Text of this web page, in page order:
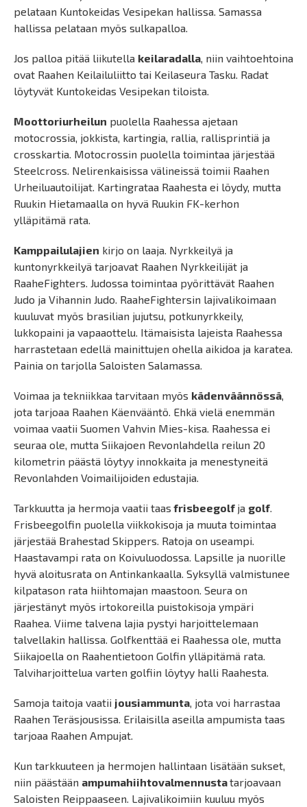
pelataan Kuntokeidas Vesipekan hallissa. Samassa
hallissa pelataan myös sulkapalloa.
Jos palloa pitää liikutella keilaradalla , niin vaihtoehtoina
ovat Raahen Keilailuliitto tai Keilaseura Tasku. Radat
löytyvät Kuntokeidas Vesipekan tiloista.
Moottoriurheilun puolella Raahessa ajetaan
motocrossia, jokkista, kartingia, rallia, rallisprintiä ja
crosskartia. Motocrossin puolella toimintaa järjestää
Steelcross. Nelirenkaisissa välineissä toimii Raahen
Urheiluautoilijat. Kartingrataa Raahesta ei löydy, mutta
Ruukin Hietamaalla on hyvä Ruukin FK-kerhon
ylläpitämä rata.
Kamppailulajien kirjo on laaja. Nyrkkeilyä ja
kuntonyrkkeilyä tarjoavat Raahen Nyrkkeilijät ja
RaaheFighters. Judossa toimintaa pyörittävät Raahen
Judo ja Vihannin Judo. RaaheFightersin lajivalikoimaan
kuuluvat myös brasilian jujutsu, potkunyrkkeily,
lukkopaini ja vapaaottelu. Itämaisista lajeista Raahessa
harrastetaan edellä mainittujen ohella aikidoa ja karatea.
Painia on tarjolla Saloisten Salamassa.
Voimaa ja tekniikkaa tarvitaan myös kädenväännössä
jota tarjoaa Raahen Käenvääntö. Ehkä vielä enemmän
voimaa vaatii Suomen Vahvin Mies-kisa. Raahessa ei
seuraa ole, mutta Siikajoen Revonlahdella reilun 20
kilometrin päästä löytyy innokkaita ja menestyneitä
Revonlahden Voimailijoiden edustajia.
Tarkkuutta ja hermoja vaatii taas frisbeegolf ja golf
Frisbeegolfin puolella viikkokisoja ja muuta toimintaa
järjestää Brahestad Skippers. Ratoja on useampi.
Haastavampi rata on Koivuluodossa. Lapsille ja nuorille
hyvä aloitusrata on Antinkankaalla. Syksyllä valmistunee
kilpatason rata hiihtomajan maastoon. Seura on
järjestänyt myös irtokoreilla puistokisoja ympäri
Raahea. Viime talvena lajia pystyi harjoittelemaan
talvellakin hallissa. Golfkenttää ei Raahessa ole, mutta
Siikajoella on Raahentietoon Golfin ylläpitämä rata.
Talviharjoittelua varten golfiin löytyy halli Raahesta.
Samoja taitoja vaatii jousiammunta , jota voi harrastaa
Raahen Teräsjousissa. Erilaisilla aseilla ampumista taas
tarjoaa Raahen Ampujat.
Kun tarkkuuteen ja hermojen hallintaan lisätään sukset,
niin päästään ampumahiihtovalmennustatarjoavaan
Saloisten Reippaaseen. Lajivalikoimiin kuuluu myös